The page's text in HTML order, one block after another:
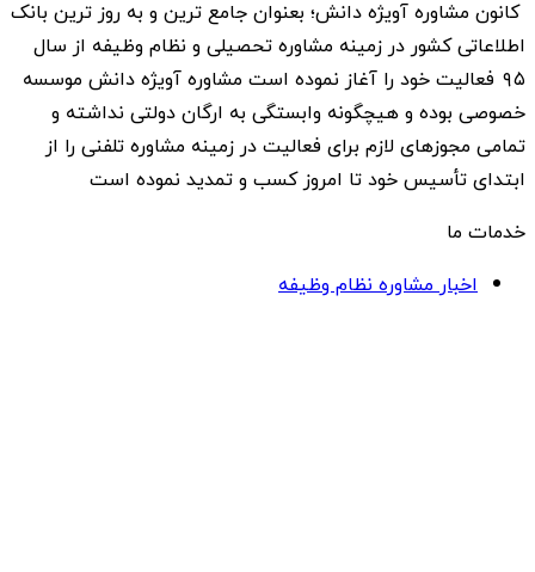
کانون مشاوره آویژه دانش؛ بعنوان جامع ترین و به روز ترین بانک
اطلاعاتی کشور در زمینه مشاوره تحصیلی و نظام وظیفه از سال
۹۵ فعالیت خود را آغاز نموده است مشاوره آویژه دانش موسسه
خصوصی بوده و هیچگونه وابستگی به ارگان دولتی نداشته و
تمامی مجوزهای لازم برای فعالیت در زمینه مشاوره تلفنی را از
ابتدای تأسیس خود تا امروز کسب و تمدید نموده است
خدمات ما
اخبار مشاوره نظام وظیفه